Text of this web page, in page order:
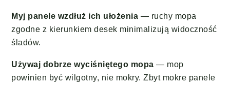
Myj panele wzdłuż ich ułożenia — ruchy mopa
zgodne z kierunkiem desek minimalizują widoczność
śladów.
Używaj dobrze wyciśniętego mopa — mop
powinien być wilgotny, nie mokry. Zbyt mokre panele